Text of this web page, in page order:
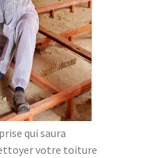
qui saura
votre toiture